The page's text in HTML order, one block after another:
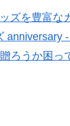
ズを豊富な
anniversary
ろうか困っ